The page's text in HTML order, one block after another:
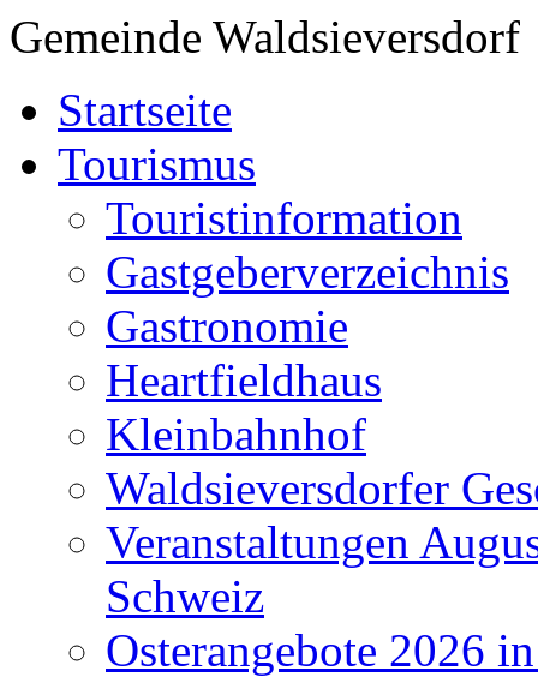
Gemeinde Waldsieversdorf
Startseite
Tourismus
Touristinformation
Gastgeberverzeichnis
Gastronomie
Heartfieldhaus
Kleinbahnhof
Waldsieversdorfer
Veranstaltungen
Schweiz
Osterangebote 2026